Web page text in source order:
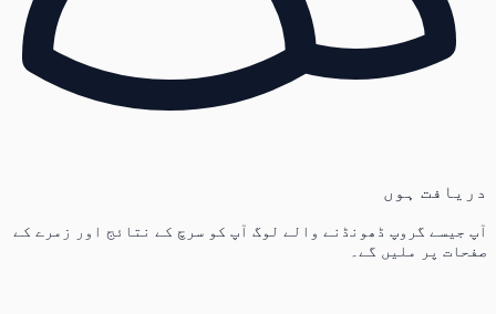
دریافت ہوں
آپ جیسے گروپ ڈھونڈنے والے لوگ آپ کو سرچ کے نتائج اور زمرے کے
صفحات پر ملیں گے۔